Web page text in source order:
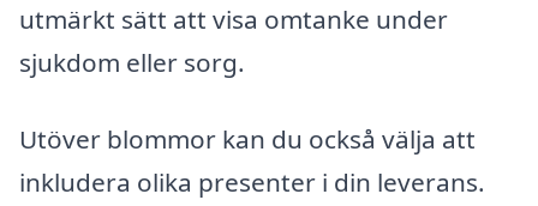
utmärkt sätt att visa omtanke under
sjukdom eller sorg.
Utöver blommor kan du också välja att
inkludera olika presenter i din leverans.